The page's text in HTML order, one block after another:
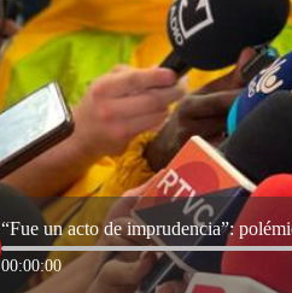
“Fue un acto de imprudencia”:
00:00:00